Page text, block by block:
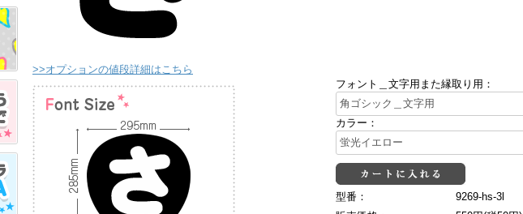
>>オプションの値段詳細はこちら
フォント＿文字用また縁取り用：
カラー：
型番：
9269-hs-3l